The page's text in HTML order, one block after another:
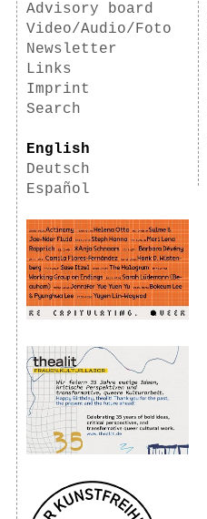
Advisory board
Video/Audio/Foto
Newsletter
Links
Imprint
Search
English
Deutsch
Español